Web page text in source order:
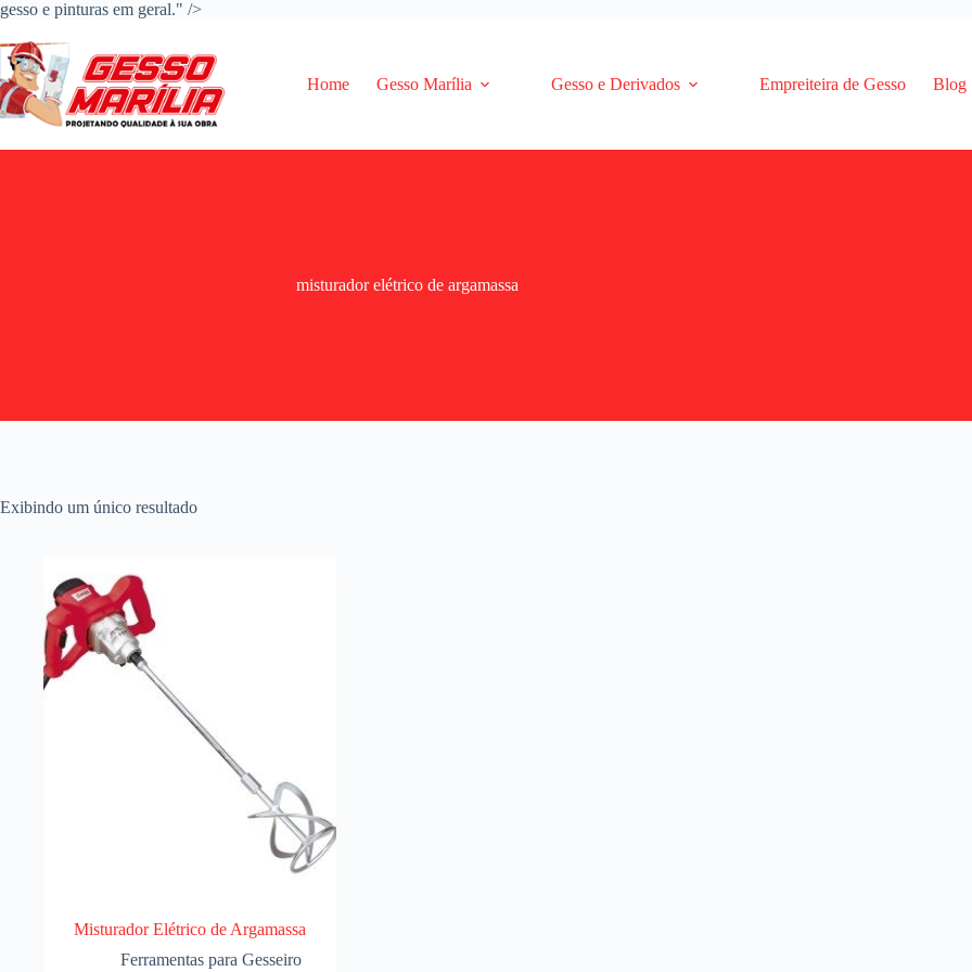
gesso e pinturas em geral." />Pular
conteúdo
Home
Gesso Marília Gesso e Derivados Empreiteira de Gesso Blog
misturador elétrico de argamassa
Exibindo um único resultado
Misturador Elétrico de Argamassa
Ferramentas para Gesseiro